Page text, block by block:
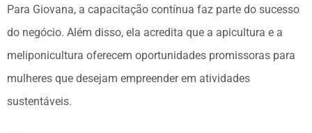
Para Giovana, a capacitação contínua faz parte do sucesso
do negócio. Além disso, ela acredita que a apicultura e a
meliponicultura oferecem oportunidades promissoras para
mulheres que desejam empreender em atividades
sustentáveis.